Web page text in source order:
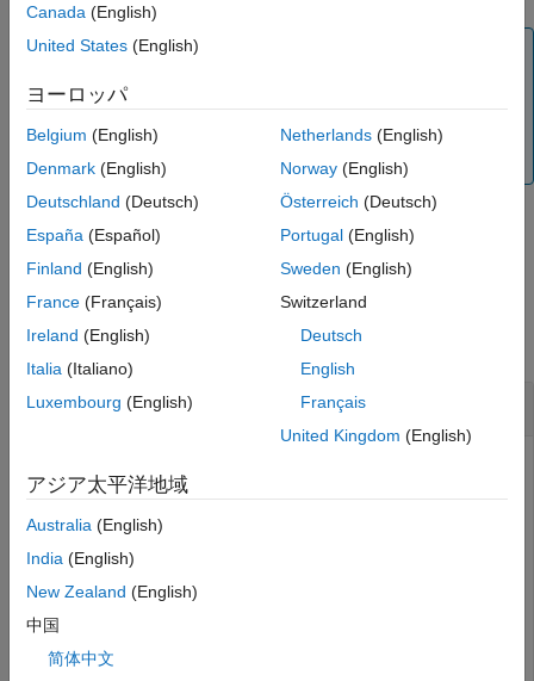
バージョン履歴
参考
ヒント
信号 ID を使用して、信号データとメタデータを含む
Simulink.sdi.Signalオブジェクトを取得するか、関数
Simulink.sdi.compareSignalsを使用して信号比較を実行
できます。
例
例
すべて折りたたむ
同じ実行内に含まれる 2 つの信号の比較
シミュレーション データ インスペクターのプログラムによ
るインターフェイスを使用して、同じ実行内の信号を比較で
きます。この例では、航空機用縦方向フライト コントロー
ターのセッション ファイルを読み込みます。
Canada (English)
United States (English)
ヨーロッパ
Belgium (English)
Denmark (English)
Deutschland (Deutsch)
España (Español)
Finland (English)
France (Français)
Ireland (English)
Italia (Italiano)
Luxembourg (English)
Netherlands(English)
Norway(English)
Österreich (Deutsch)
Portugal(English)
Sweden (English)
Switzerland
Deutsch
English
Français
United Kingdom (English)
アジア太平洋地域
Australia (English)
India (English)
New Zealand (English)
中国
简体中文